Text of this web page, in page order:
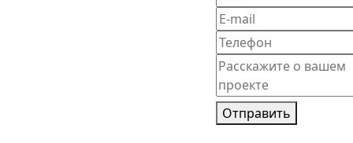
Отправить